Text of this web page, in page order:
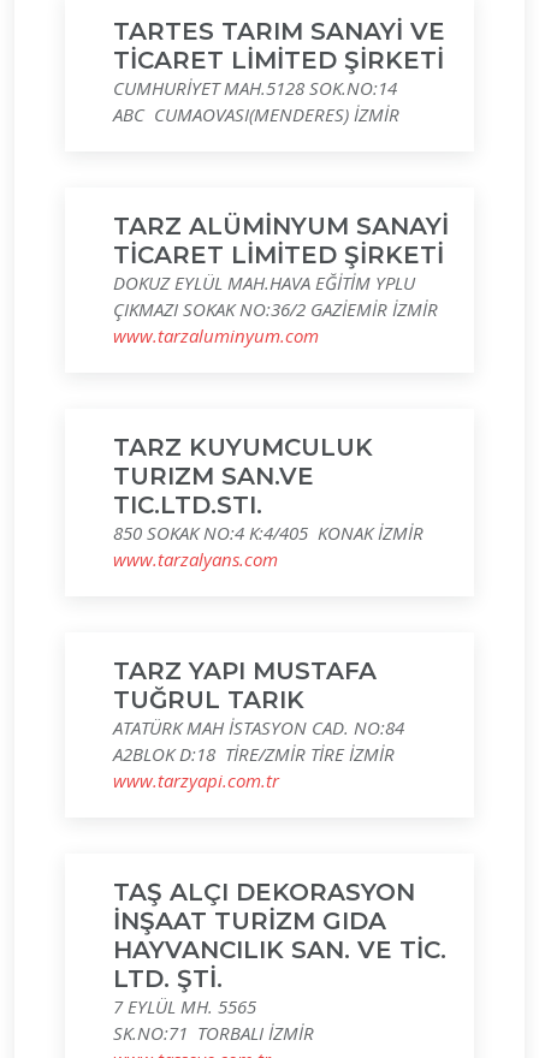
TARTES TARIM SANAYİ VE
TİCARET LİMİTED ŞİRKETİ
CUMHURİYET MAH.5128 SOK.NO:14
ABC CUMAOVASI(MENDERES) İZMİR
TARZ ALÜMİNYUM SANAYİ
TİCARET LİMİTED ŞİRKETİ
DOKUZ EYLÜL MAH.HAVA EĞİTİM YPLU
ÇIKMAZI SOKAK NO:36/2 GAZİEMİR İZMİR
www.tarzaluminyum.com
TARZ KUYUMCULUK
TURIZM SAN.VE
TIC.LTD.STI.
850 SOKAK NO:4 K:4/405 KONAK İZMİR
www.tarzalyans.com
TARZ YAPI MUSTAFA
TUĞRUL TARIK
ATATÜRK MAH İSTASYON CAD. NO:84
A2BLOK D:18 TİRE/ZMİR TİRE İZMİR
www.tarzyapi.com.tr
TAŞ ALÇI DEKORASYON
İNŞAAT TURİZM GIDA
HAYVANCILIK SAN. VE TİC.
LTD. ŞTİ.
7 EYLÜL MH. 5565
SK.NO:71 TORBALI İZMİR